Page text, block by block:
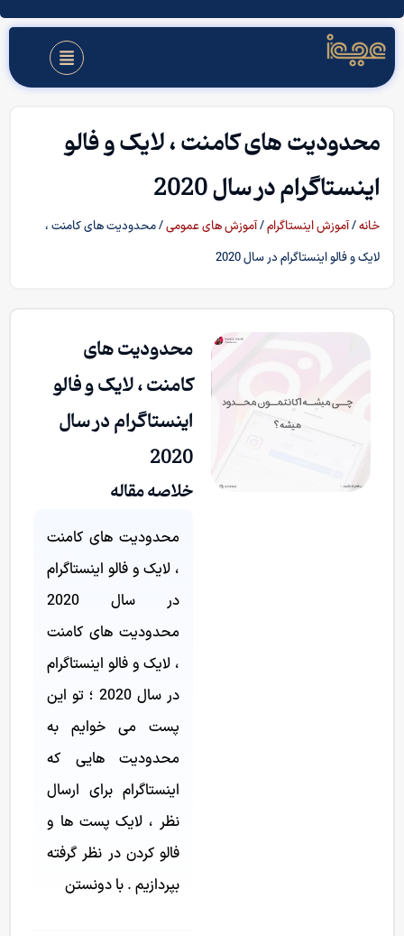
محدودیت های کامنت ، لایک و فالو
اینستاگرام در سال 2020
خانه/آموزش اینستاگرام/آموزش های عمومی/ محدودیت های کامنت ،
لایک و فالو اینستاگرام در سال 2020
محدودیت های
کامنت ، لایک و فالو
اینستاگرام در سال
2020
خلاصه مقاله
محدودیت های کامنت
، لایک و فالو اینستاگرام
در سال 2020
محدودیت های کامنت
، لایک و فالو اینستاگرام
در سال 2020 ؛ تو این
پست می خوایم به
محدودیت هایی که
اینستاگرام برای ارسال
نظر ، لایک پست ها و
فالو کردن در نظر گرفته
بپردازیم . با دونستن